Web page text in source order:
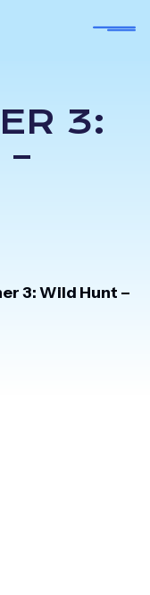
3:
3: Wild Hunt –